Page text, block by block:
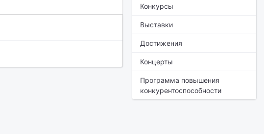
Конкурсы
Выставки
Достижения
Концерты
Программа повышения
конкурентоспособности